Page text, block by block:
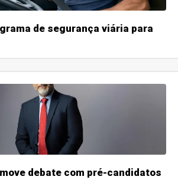
de segurança viária para
debate com pré-candidatos